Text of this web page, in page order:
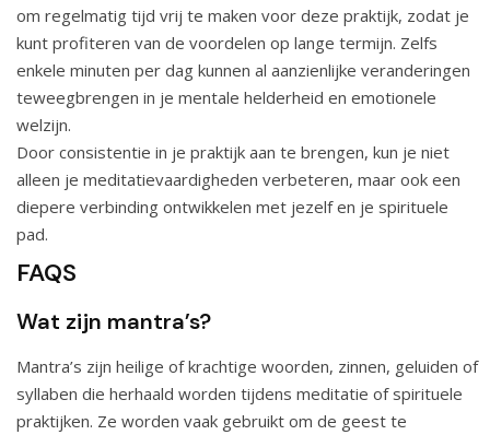
om regelmatig tijd vrij te maken voor deze praktijk, zodat je
kunt profiteren van de voordelen op lange termijn. Zelfs
enkele minuten per dag kunnen al aanzienlijke veranderingen
teweegbrengen in je mentale helderheid en emotionele
welzijn.
Door consistentie in je praktijk aan te brengen, kun je niet
alleen je meditatievaardigheden verbeteren, maar ook een
diepere verbinding ontwikkelen met jezelf en je spirituele
pad.
FAQS
Wat zijn mantra’s?
Mantra’s zijn heilige of krachtige woorden, zinnen, geluiden of
syllaben die herhaald worden tijdens meditatie of spirituele
praktijken. Ze worden vaak gebruikt om de geest te